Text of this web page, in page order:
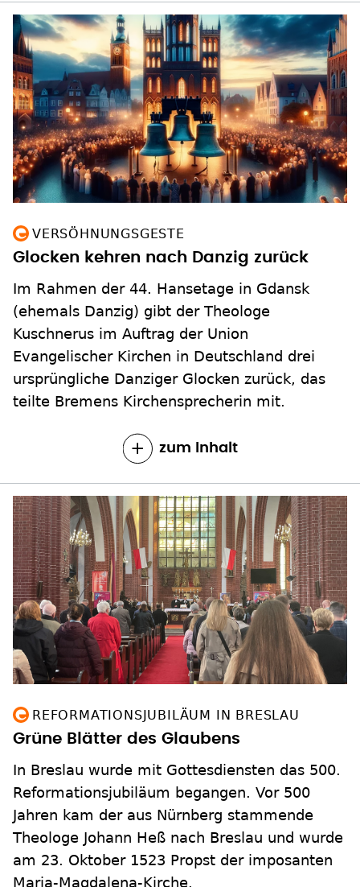
VERSÖHNUNGSGESTE
Glocken kehren nach Danzig zurück
Im Rahmen der 44. Hansetage in Gdansk
(ehemals Danzig) gibt der Theologe
Kuschnerus im Auftrag der Union
Evangelischer Kirchen in Deutschland drei
ursprüngliche Danziger Glocken zurück, das
teilte Bremens Kirchensprecherin mit.
zum Inhalt
REFORMATIONSJUBILÄUM IN BRESLAU
Grüne Blätter des Glaubens
In Breslau wurde mit Gottesdiensten das 500.
Reformationsjubiläum begangen. Vor 500
Jahren kam der aus Nürnberg stammende
Theologe Johann Heß nach Breslau und wurde
am 23. Oktober 1523 Propst der imposanten
Maria-Magdalena-Kirche.